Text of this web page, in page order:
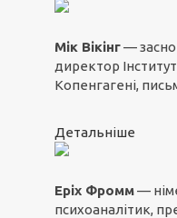
Мік Вікінг—
директор
Копенгагені,
Детальніше
Еріх Фромм—
психоаналітик,